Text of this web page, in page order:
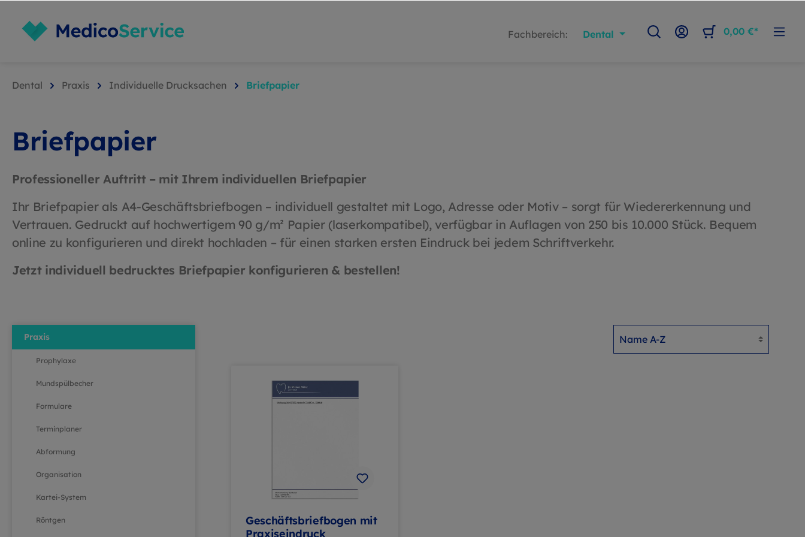
Fachbereich: Dental 0,00 €*
Dental Praxis Individuelle Drucksachen Briefpapier
Briefpapier
Professioneller Auftritt – mit Ihrem individuellen Briefpapier
Ihr Briefpapier als A4-Geschäftsbriefbogen – individuell gestaltet mit Logo, Adresse oder Motiv – sorgt für Wiedererkennung und
Vertrauen. Gedruckt auf hochwertigem 90 g/m² Papier (laserkompatibel), verfügbar in Auflagen von 250 bis 10.000 Stück. Bequem
online zu konfigurieren und direkt hochladen – für einen starken ersten Eindruck bei jedem Schriftverkehr.
Jetzt individuell bedrucktes Briefpapier konfigurieren & bestellen!
Praxis
Prophylaxe
Mundspülbecher
Formulare
Terminplaner
Abformung
Organisation
Kartei-System
Röntgen
Geschäftsbriefbogen mit
Praxiseindruck